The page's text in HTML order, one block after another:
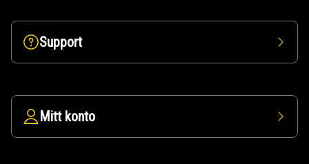
Support
Mitt konto